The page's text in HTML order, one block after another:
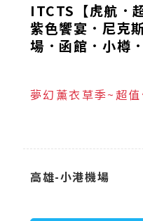
ITCTS【虎航．
紫色饗宴．尼克
場．函館．小樽
夢幻薰衣草季~超值
高雄-小港機場